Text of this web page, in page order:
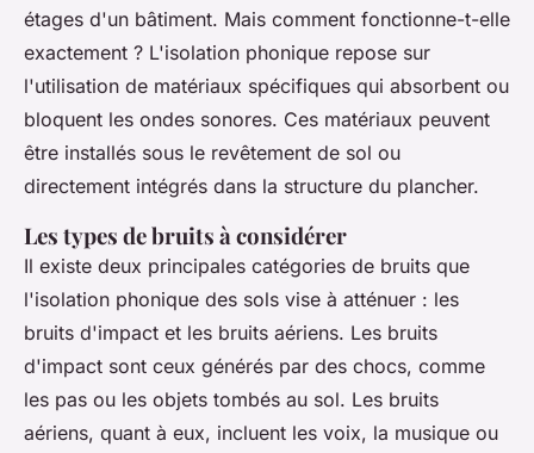
étages d'un bâtiment. Mais comment fonctionne-t-elle
exactement ? L'isolation phonique repose sur
l'utilisation de matériaux spécifiques qui absorbent ou
bloquent les ondes sonores. Ces matériaux peuvent
être installés sous le revêtement de sol ou
directement intégrés dans la structure du plancher.
Les types de bruits à considérer
Il existe deux principales catégories de bruits que
l'isolation phonique des sols vise à atténuer : les
bruits d'impact et les bruits aériens. Les bruits
d'impact sont ceux générés par des chocs, comme
les pas ou les objets tombés au sol. Les bruits
aériens, quant à eux, incluent les voix, la musique ou